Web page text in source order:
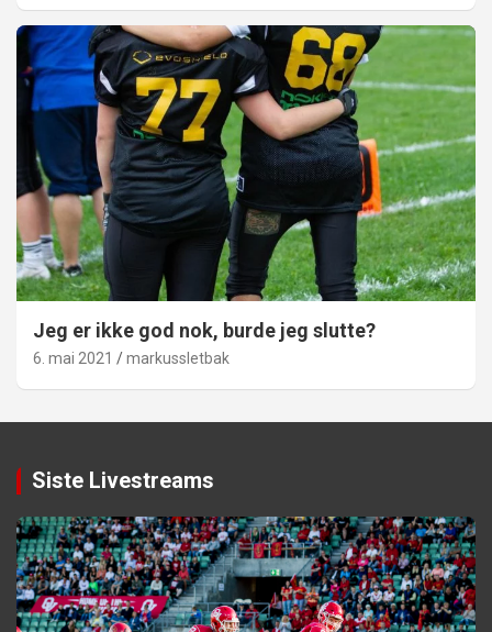
Jeg er ikke god nok, burde jeg slutte?
6. mai 2021 markussletbak
Siste Livestreams